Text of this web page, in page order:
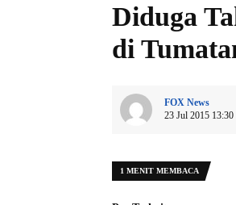
Diduga
di
FOX News
23 Jul 2015 13:30
1 MENIT MEMBACA